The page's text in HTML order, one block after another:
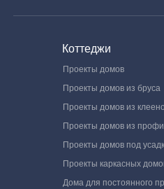
Коттеджи
Проекты домов
Проекты домов из бруса
Проекты домов из
Проекты домов из
Проекты домов под
Проекты каркасных
Дома для постоянного